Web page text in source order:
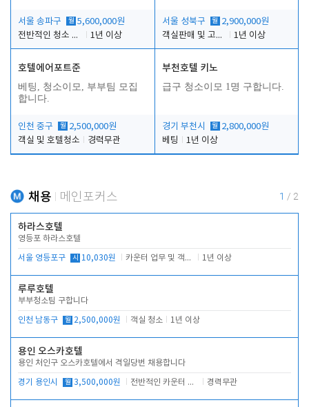
서울 송파구 월 5,600,000원
전반적인 청소 업무(객실청소.객실정리)
1년 이상
서울 성북구 월 2,900,000원
객실판매 및 고객응대
1년 이상
호텔에어포트준
베팅, 청소이모, 부부팀 모집
합니다.
인천 중구 월 2,500,000원
객실 및 호텔청소
경력무관
부천호텔 키노
급구 청소이모 1명 구합니다.
경기 부천시 월 2,800,000원
베팅
1년 이상
채용 메인포커스 1 / 2
하라스호텔
영등포 하라스호텔
서울 영등포구 시 10,030원 카운터 업무 및 객실관리(청소상태 확인, 객실판매) 1년 이상
루루호텔
부부청소팀 구합니다
인천 남동구 월 2,500,000원 객실 청소 1년 이상
용인 오스카호텔
용인 처인구 오스카호텔에서 격일당번 채용합니다
경기 용인시 월 3,500,000원 전반적인 카운터 업무 경력무관